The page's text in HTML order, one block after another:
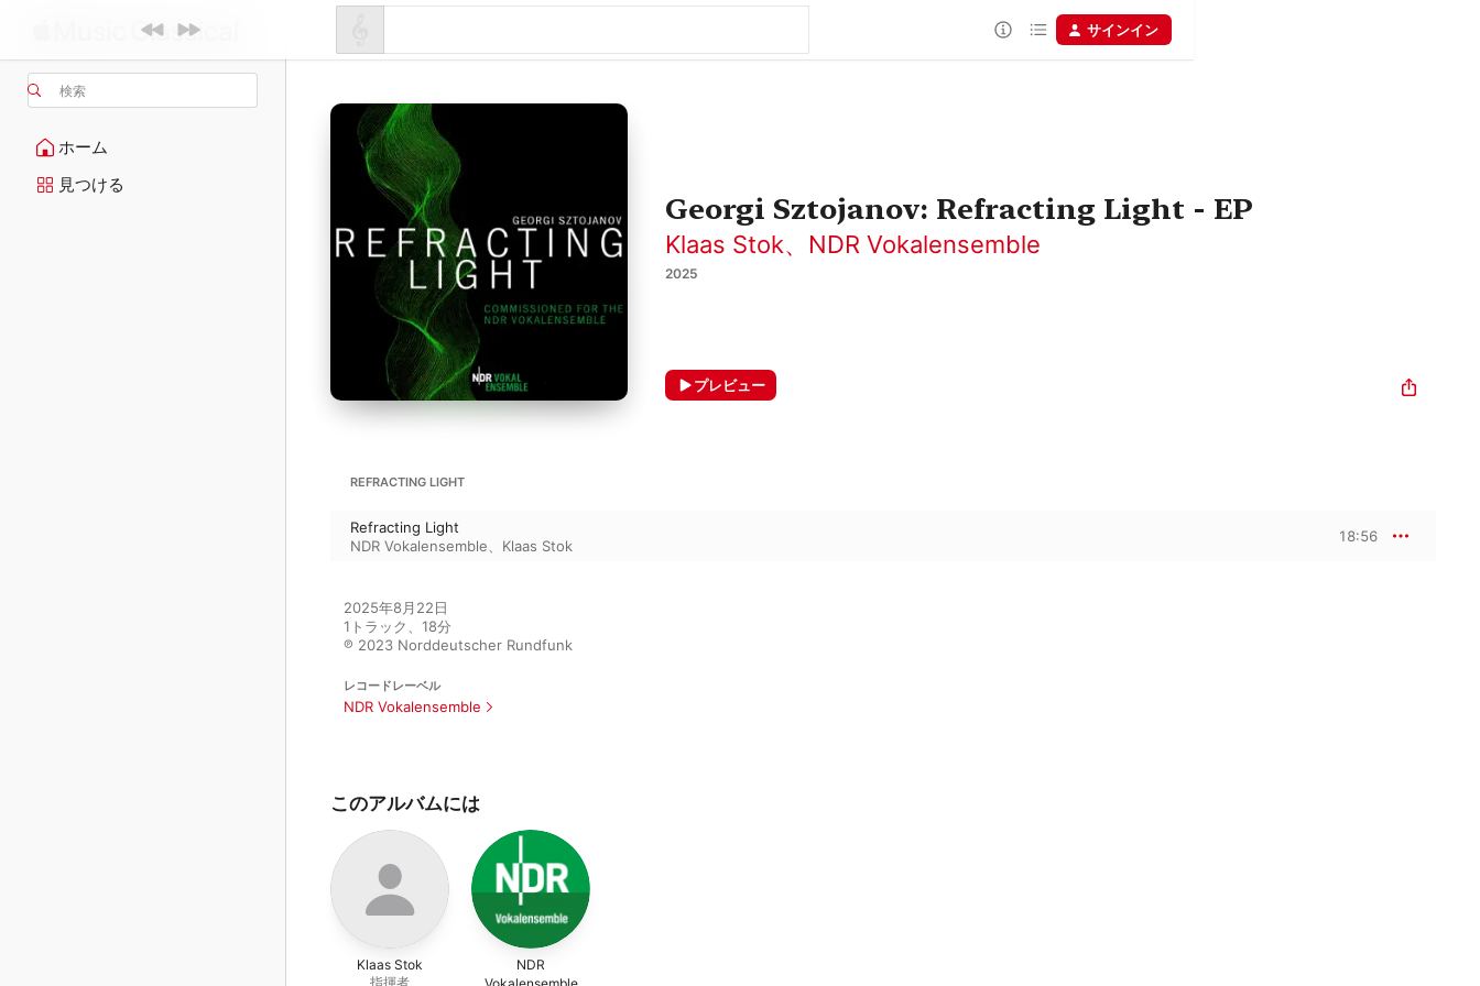
検索
ホーム
見つける
サインイン
Georgi Sztojanov: Refracting Light - EP
Klaas Stok、 NDR Vokalensemble
2025
プレビュー
REFRACTING LIGHT
Refracting Light
NDR Vokalensemble
Klaas Stok
18:56
2025年8月22日
1トラック、18分
℗ 2023 Norddeutscher Rundfunk
レコードレーベル
NDR Vokalensemble
このアルバムには
Klaas Stok
指揮者
NDR